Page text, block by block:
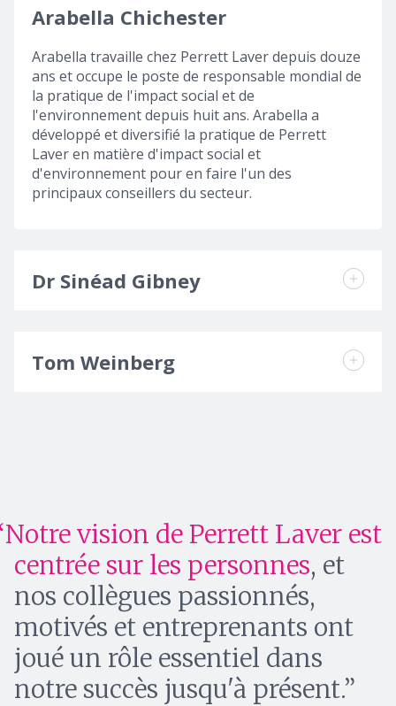
Arabella Chichester
Arabella travaille chez Perrett Laver depuis douze
ans et occupe le poste de responsable mondial de
la pratique de l'impact social et de
l'environnement depuis huit ans. Arabella a
développé et diversifié la pratique de Perrett
Laver en matière d'impact social et
d'environnement pour en faire l'un des
principaux conseillers du secteur.
Dr Sinéad Gibney
Tom Weinberg
Notre vision de Perrett Laver est
centrée sur les personnes, et
nos collègues passionnés,
motivés et entreprenants ont
joué un rôle essentiel dans
notre succès jusqu'à présent.